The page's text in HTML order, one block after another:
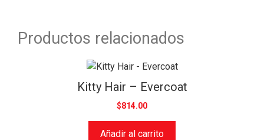
Productos relacionados
Kitty Hair – Evercoat
$814.00
Añadir al carrito